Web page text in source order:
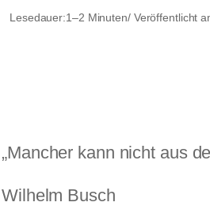
Lesedauer:1–2 Minuten/ Veröffentlicht
„Mancher kann nicht aus
Wilhelm Busch